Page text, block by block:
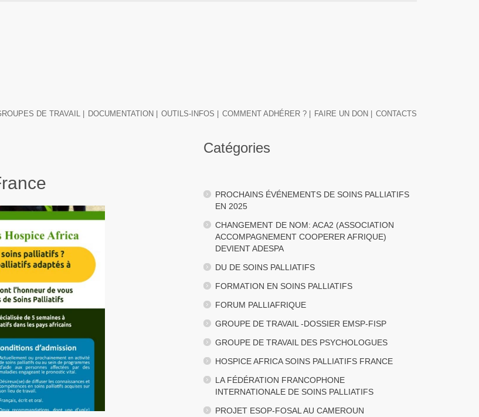
DE TRAVAIL | DOCUMENTATION | OUTILS-INFOS | COMMENT ADHÉRER ? | FAIRE UN DON | CONTACTS
Catégories
PROCHAINS ÉVÉNEMENTS DE SOINS PALLIATIFS
EN 2025
CHANGEMENT DE NOM: ACA2 (ASSOCIATION
ACCOMPAGNEMENT COOPERER AFRIQUE)
DEVIENT ADESPA
DU DE SOINS PALLIATIFS
FORMATION EN SOINS PALLIATIFS
FORUM PALLIAFRIQUE
GROUPE DE TRAVAIL -DOSSIER EMSP-FISP
GROUPE DE TRAVAIL DES PSYCHOLOGUES
HOSPICE AFRICA SOINS PALLIATIFS FRANCE
LA FÉDÉRATION FRANCOPHONE
INTERNATIONALE DE SOINS PALLIATIFS
PROJET ESOP-FOSAL AU CAMEROUN